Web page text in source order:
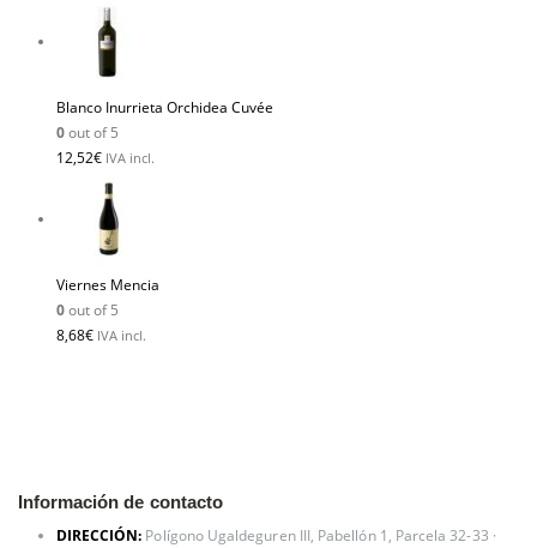
Blanco Inurrieta Orchidea Cuvée
0out of 5
12,52€ IVA incl.
Viernes Mencia
0out of 5
8,68€ IVA incl.
Información de contacto
DIRECCIÓN: Polígono Ugaldeguren III, Pabellón 1, Parcela 32-33 ·